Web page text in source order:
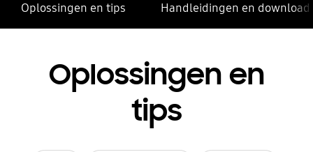
Oplossingen en tips Handleidingen en
Oplossingen en
tips